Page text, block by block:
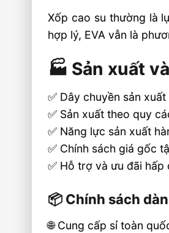
Xốp cao su thường là
hợp lý, EVA vẫn là
🏭 Sản xuất
✅ Dây chuyền sản
✅ Sản xuất theo quy
✅ Năng lực sản xuất
✅ Chính sách giá gốc
✅ Hỗ trợ và ưu đãi
📦 Chính sách
🌐 Cung cấp sỉ toàn